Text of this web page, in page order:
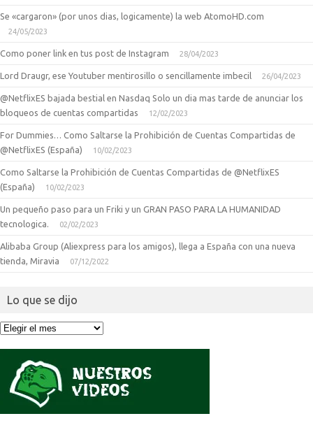
Se «cargaron» (por unos dias, logicamente) la web AtomoHD.com
24/05/2023
Como poner link en tus post de Instagram 28/04/2023
Lord Draugr, ese Youtuber mentirosillo o sencillamente imbecil 26/04/2023
@NetflixES bajada bestial en Nasdaq Solo un dia mas tarde de anunciar los
bloqueos de cuentas compartidas
12/02/2023
For Dummies… Como Saltarse la Prohibición de Cuentas Compartidas de
@NetflixES (España)
10/02/2023
Como Saltarse la Prohibición de Cuentas Compartidas de @NetflixES
(España)
10/02/2023
Un pequeño paso para un Friki y un GRAN PASO PARA LA HUMANIDAD
tecnologica.
02/02/2023
Alibaba Group (Aliexpress para los amigos), llega a España con una nueva
tienda, Miravia
07/12/2022
Lo que se dijo
Lo